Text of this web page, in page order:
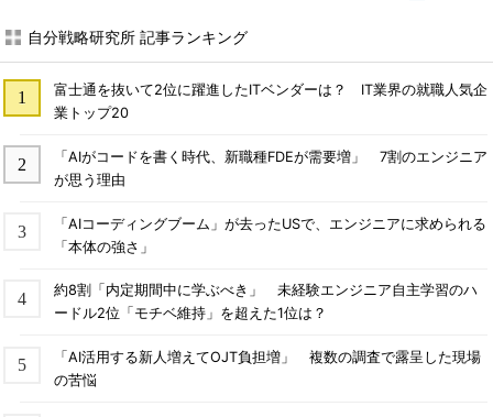
自分戦略研究所 記事ランキング
富士通を抜いて2位に躍進したITベンダーは？ IT業界の就職人気企
業トップ20
「AIがコードを書く時代、新職種FDEが需要増」 7割のエンジニア
が思う理由
「AIコーディングブーム」が去ったUSで、エンジニアに求められる
「本体の強さ」
約8割「内定期間中に学ぶべき」 未経験エンジニア自主学習のハ
ードル2位「モチベ維持」を超えた1位は？
「AI活用する新人増えてOJT負担増」 複数の調査で露呈した現場
の苦悩